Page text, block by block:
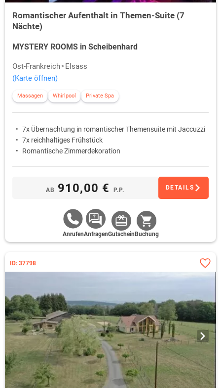
Romantischer Aufenthalt in Themen-Suite (7
Nächte)
MYSTERY ROOMS in Scheibenhard
Ost-Frankreich
Elsass
(Karte öffnen)
Massagen Whirlpool Private Spa
7x Übernachtung in romantischer Themensuite mit Jaccuzzi
7x reichhaltiges Frühstück
Romantische Zimmerdekoration
AB 910,00 € P.P. DETAILS
AnrufenAnfragenGutschein Buchung
ID: 37798